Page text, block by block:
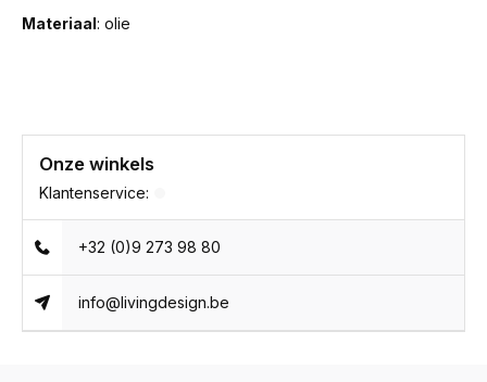
Materiaal: olie
Onze winkels
Klantenservice:
+32 (0)9 273 98 80
info@livingdesign.be